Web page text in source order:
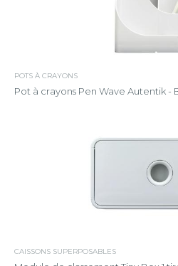
POTS À CRAYONS
Pot à crayons Pen Wave Autentik -
CAISSONS SUPERPOSABLES